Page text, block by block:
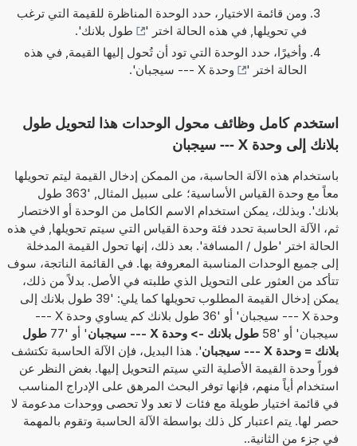
ومن قائمة الاختيار، حدد الوحدة المناظرة للقيمة التي ترغب
في تحويلها, في هذه الحالة اختر '
طول بلانك'.
وأخيرًا، حدد الوحدة التي تود أن تُحول إليها القيمة, في هذه
الحالة اختر '
وحدة X --- سيجبان '.
استخدم كامل وظائف محول الوحدات هذا لتحويل طول
بلانك إلى وحدة X --- سيجبان
باستخدام هذه الآلة الحاسبة، من الممكن إدخال القيمة ليتم تحويلها
معاً مع وحدة القياس الأساسية؛ على سبيل المثال, '363 طول
بلانك'. وبذلك، يمكن استخدام الاسم الكامل من الوحدة أو الاختصار
ثم، الآلة الحاسبة تحدد فئة وحدة القياس التي سيتم تحويلها, في هذه
الحالة اختر 'طول / المسافة'. بعد ذلك، إنها تحول القيمة المدخلة
إلى جميع الوحدات المناسبة المعروفة بها. في القائمة الناتجة، سوف
تتأكد من العثور على التحويل الذي طلبته في الأصل. بدلاً من ذلك،
يمكن إدخال القيمة المطلوب تحويلها كما يلي: '39 طول بلانك إلى
وحدة X --- سيجبان' أو '36 طول بلانك كم يساوي وحدة X ---
سيجبان' أو '58
طول بلانك -> وحدة X --- سيجبان ' أو '77
طول
بلانك = وحدة X --- سيجبان
'. هذا البديل، فإن الآلة الحاسبة تكتشف
فوراً وحدة القيمة الأصلية التي سيتم التحويل إليها. بغض النظر عن
استخدام أياً منهم، فإنها توفر البحث المرهق على الإدراج المناسب
في قائمة اختيار طويلة مع فئات لا تعد ولا تحصى ووحدات مدعومة لا
حصر لها. يتم اعتبار كل ذلك بواسطة الآلة الحاسبة وتقوم بالمهمة
في جزء من الثانية..